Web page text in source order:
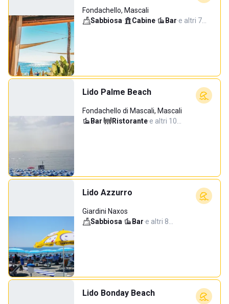
Fondachello, Mascali
Sabbiosa· Cabine· Bar·e altri 7…
Lido Palme Beach
Fondachello di Mascali, Mascali
Bar· Ristorante·e altri 10…
Lido Azzurro
Giardini Naxos
Sabbiosa· Bar·e altri 8…
Lido Bonday Beach